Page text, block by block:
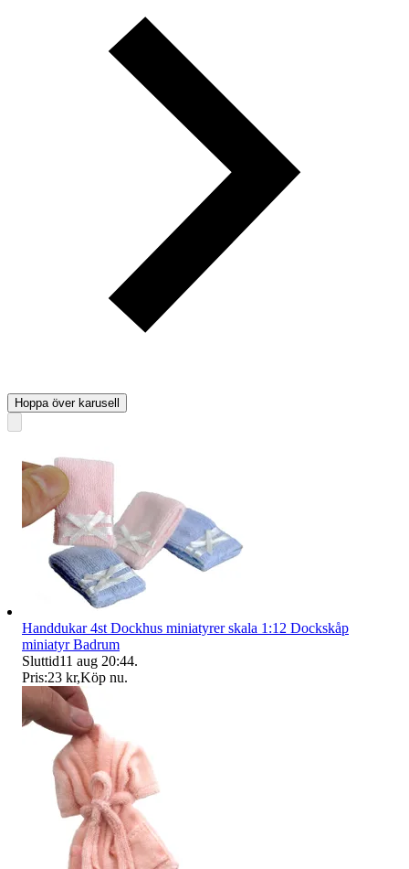
Hoppa över karusell
Handdukar 4st Dockhus miniatyrer skala 1:12 Dockskåp
miniatyr Badrum
Sluttid11 aug 20:44.
Pris:23 kr,Köp nu.